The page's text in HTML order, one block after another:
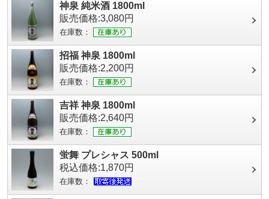
神泉 純米酒 1800ml
販売価格:3,080円
在庫数：
招福 神泉 1800ml
販売価格:2,200円
在庫数：
吉祥 神泉 1800ml
販売価格:2,640円
在庫数：
蛍舞 プレシャス 500ml
税込価格:1,870円
在庫数：